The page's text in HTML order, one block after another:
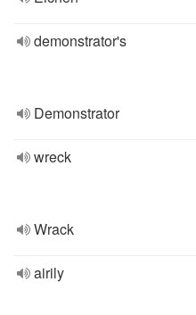
demonstrator's
Demonstrator
wreck
Wrack
airily